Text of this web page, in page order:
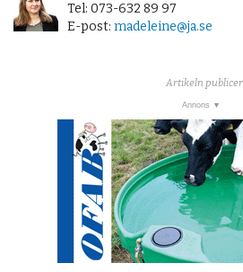
Tel: 073-632 89 97
E-post: madeleine@ja.se
Artikeln